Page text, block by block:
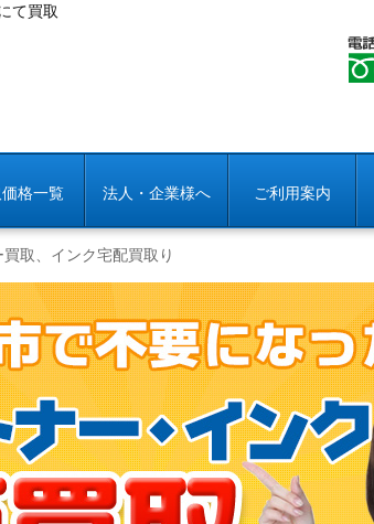
て買取
格一覧 法人・企業様へ ご利用案内
取、インク宅配買取り